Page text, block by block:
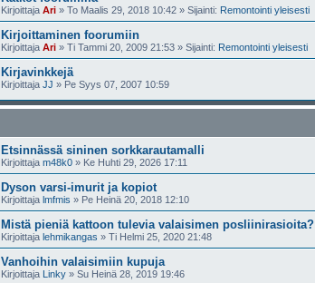
Kirjoittaja Ari » To Maalis 29, 2018 10:42 » Sijainti: Remontointi yleisesti
Kirjoittaminen foorumiin
Kirjoittaja Ari » Ti Tammi 20, 2009 21:53 » Sijainti: Remontointi yleisesti
Kirjavinkkejä
Kirjoittaja JJ » Pe Syys 07, 2007 10:59
Etsinnässä sininen sorkkarautamalli
Kirjoittaja m48k0 » Ke Huhti 29, 2026 17:11
Dyson varsi-imurit ja kopiot
Kirjoittaja lmfmis » Pe Heinä 20, 2018 12:10
Mistä pieniä kattoon tulevia valaisimen posliinirasioita?
Kirjoittaja lehmikangas » Ti Helmi 25, 2020 21:48
Vanhoihin valaisimiin kupuja
Kirjoittaja Linky » Su Heinä 28, 2019 19:46